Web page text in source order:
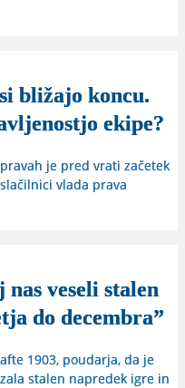
bližajo koncu.
ekipe?
je pred vrati začetek
vlada prava
veseli stalen
do decembra”
1903, poudarja, da je
stalen napredek igre in